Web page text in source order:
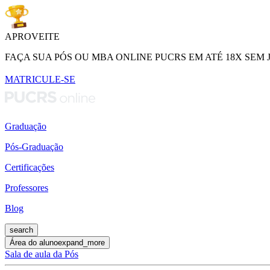
APROVEITE
FAÇA SUA PÓS OU MBA ONLINE PUCRS EM ATÉ 18X SEM
MATRICULE-SE
Graduação
Pós-Graduação
Certificações
Professores
Blog
search
Área do alunoexpand_more
Sala de aula da Pós